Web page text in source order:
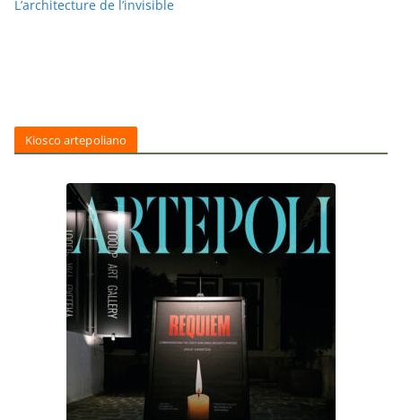
L’architecture de l’invisible
Kiosco artepoliano